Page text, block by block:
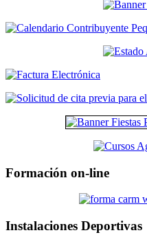
Formación on-line
Instalaciones Deportivas